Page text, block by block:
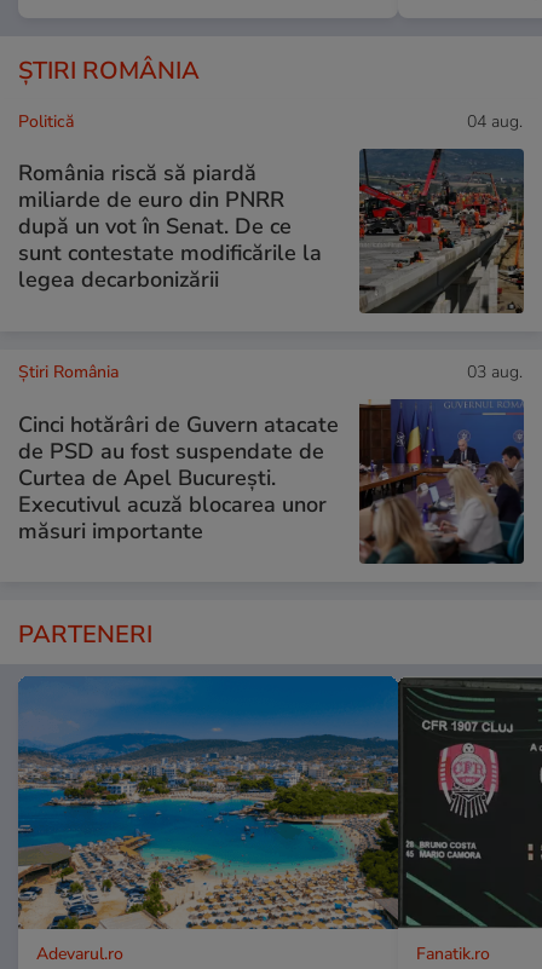
ȘTIRI ROMÂNIA
Politică 04 aug.
România riscă să piardă
miliarde de euro din PNRR
după un vot în Senat. De ce
sunt contestate modificările la
legea decarbonizării
Știri România 03 aug.
Cinci hotărâri de Guvern atacate
de PSD au fost suspendate de
Curtea de Apel București.
Executivul acuză blocarea unor
măsuri importante
PARTENERI
Adevarul.ro Fanatik.ro